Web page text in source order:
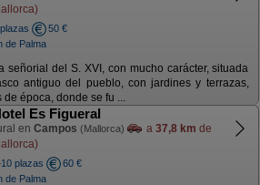
50 €
de Palma
señorial del S. XVI, con mucho carácter, situada
antiguo del pueblo, con jardines y terrazas,
de época, donde se fu ...
Es Figueral
en Campos (Mallorca) a 37,8 km de
plazas
60 €
de Palma